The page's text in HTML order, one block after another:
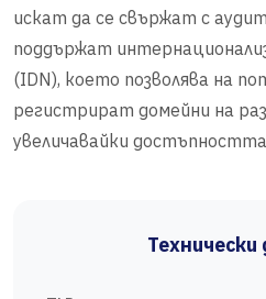
искат да се свържат с
поддържат
(IDN), което позволява на
регистрират домейни на
увеличавайки